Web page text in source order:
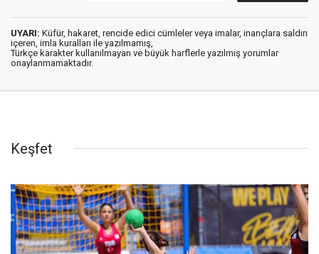
UYARI: Küfür, hakaret, rencide edici cümleler veya imalar, inançlara saldırı
içeren, imla kuralları ile yazılmamış,
Türkçe karakter kullanılmayan ve büyük harflerle yazılmış yorumlar
onaylanmamaktadır.
Keşfet